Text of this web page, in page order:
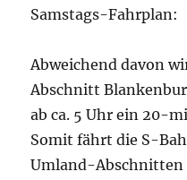
Samstags-Fahrplan:
Abweichend davon
Abschnitt
ab ca. 5 Uhr ein 20-
Somit fährt die S-
Umland-